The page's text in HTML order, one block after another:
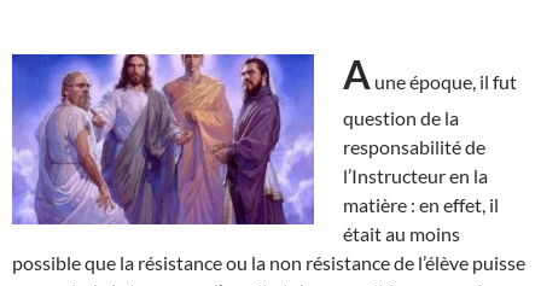
A une époque, il fut
question de la
responsabilité de
l’Instructeur en la
matière : en effet, il
était au moins
possible que la résistance ou la non résistance de l’élève puisse